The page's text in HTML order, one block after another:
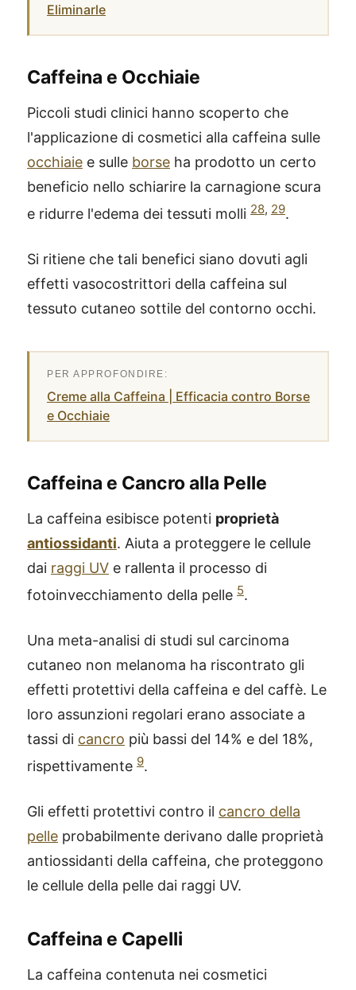
Eliminarle
Caffeina e Occhiaie
Piccoli studi clinici hanno scoperto che
l'applicazione di cosmetici alla caffeina sulle
occhiaie e sulle borse ha prodotto un certo
beneficio nello schiarire la carnagione scura
e ridurre l'edema dei tessuti molli 28, 29.
Si ritiene che tali benefici siano dovuti agli
effetti vasocostrittori della caffeina sul
tessuto cutaneo sottile del contorno occhi.
Creme alla Caffeina | Efficacia contro Borse
e Occhiaie
Caffeina e Cancro alla Pelle
La caffeina esibisce potenti proprietà
antiossidanti. Aiuta a proteggere le cellule
dai raggi UV e rallenta il processo di
fotoinvecchiamento della pelle 5.
Una meta-analisi di studi sul carcinoma
cutaneo non melanoma ha riscontrato gli
effetti protettivi della caffeina e del caffè. Le
loro assunzioni regolari erano associate a
tassi di cancro più bassi del 14% e del 18%,
rispettivamente 9.
Gli effetti protettivi contro il cancro della
pelle probabilmente derivano dalle proprietà
antiossidanti della caffeina, che proteggono
le cellule della pelle dai raggi UV.
Caffeina e Capelli
La caffeina contenuta nei cosmetici